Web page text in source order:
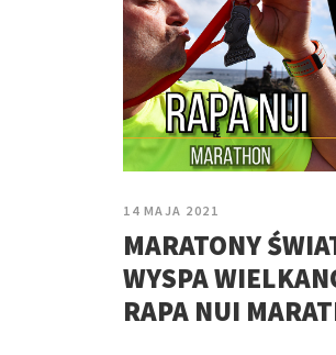
14 MAJA 2021
MARATONY
WYSPA
RAPA NUI